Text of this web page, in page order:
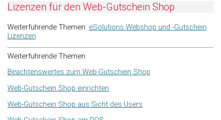
Lizenzen für den Web-Gutschein Shop
Weiterführende Themen: eSolutions Webshop und -Gutschein
Lizenzen
Weiterführende Themen:
Beachtenswertes zum Web-Gutschein Shop
Web-Gutschein Shop einrichten
Web-Gutschein Shop aus Sicht des Users